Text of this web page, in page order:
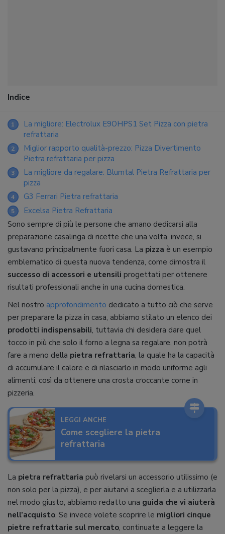
Indice
1
La migliore: Electrolux E9OHPS1 Set Pizza con pietra
refrattaria
2
Miglior rapporto qualità-prezzo: Pizza Divertimento
Pietra refrattaria per pizza
3
La migliore da regalare: Blumtal Pietra Refrattaria per
pizza
4 G3 Ferrari Pietra refrattaria
5
Excelsa Pietra Refrattaria
Sono sempre di più le persone che amano dedicarsi alla
preparazione casalinga di ricette che una volta, invece, si
gustavano principalmente fuori casa. La pizza è un esempio
emblematico di questa nuova tendenza, come dimostra il
successo di accessori e utensili progettati per ottenere
risultati professionali anche in una cucina domestica.
Nel nostro approfondimento dedicato a tutto ciò che serve
per preparare la pizza in casa, abbiamo stilato un elenco dei
prodotti indispensabili, tuttavia chi desidera dare quel
tocco in più che solo il forno a legna sa regalare, non potrà
fare a meno della pietra refrattaria, la quale ha la capacità
di accumulare il calore e di rilasciarlo in modo uniforme agli
alimenti, così da ottenere una crosta croccante come in
pizzeria.
LEGGI ANCHE
Come scegliere la pietra
refrattaria
La pietra refrattaria può rivelarsi un accessorio utilissimo (e
non solo per la pizza), e per aiutarvi a sceglierla e a utilizzarla
nel modo giusto, abbiamo redatto una guida che vi aiuterà
nell’acquisto. Se invece volete scoprire le migliori cinque
pietre refrattarie sul mercato, continuate a leggere la